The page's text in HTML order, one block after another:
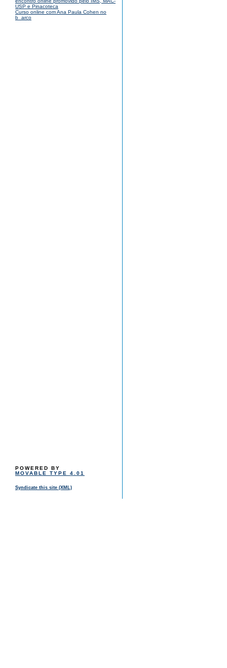
USP e Pinacoteca
Curso online com Ana Paula Cohen no
b_arco
POWERED BY
MOVABLE TYPE 4.01
Syndicate this site (XML)